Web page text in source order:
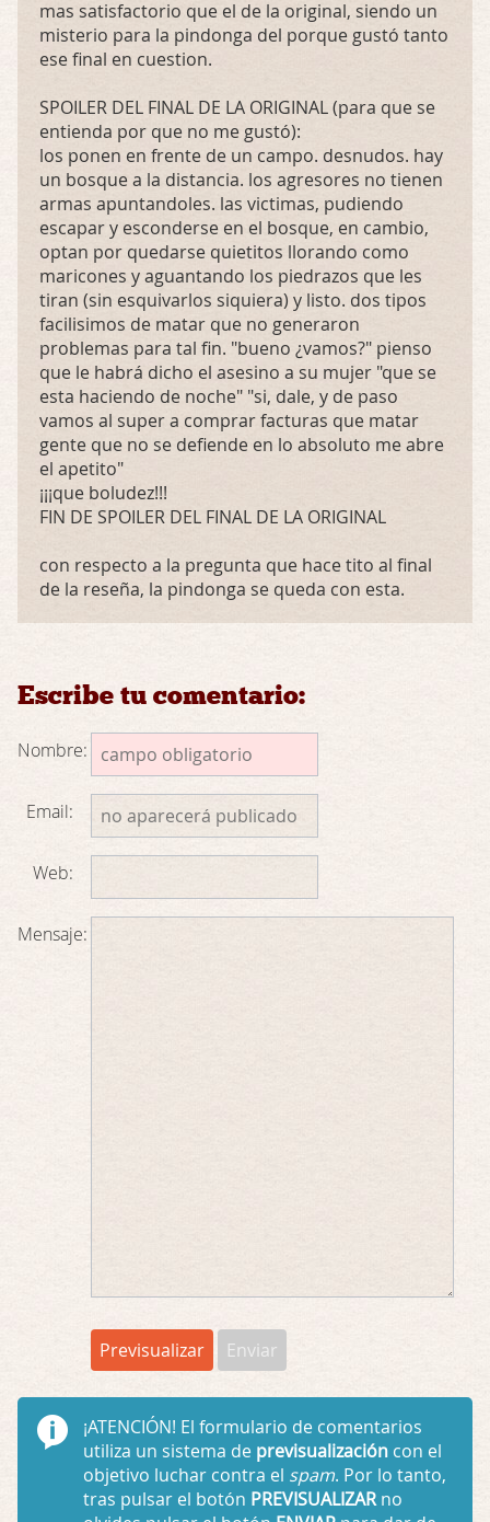
mas satisfactorio que el de la original, siendo un
misterio para la pindonga del porque gustó tanto
ese final en cuestion.
SPOILER DEL FINAL DE LA ORIGINAL (para que se
entienda por que no me gustó):
los ponen en frente de un campo. desnudos. hay
un bosque a la distancia. los agresores no tienen
armas apuntandoles. las victimas, pudiendo
escapar y esconderse en el bosque, en cambio,
optan por quedarse quietitos llorando como
maricones y aguantando los piedrazos que les
tiran (sin esquivarlos siquiera) y listo. dos tipos
facilisimos de matar que no generaron
problemas para tal fin. "bueno ¿vamos?" pienso
que le habrá dicho el asesino a su mujer "que se
esta haciendo de noche" "si, dale, y de paso
vamos al super a comprar facturas que matar
gente que no se defiende en lo absoluto me abre
el apetito"
¡¡¡que boludez!!!
FIN DE SPOILER DEL FINAL DE LA ORIGINAL
con respecto a la pregunta que hace tito al final
de la reseña, la pindonga se queda con esta.
Escribe tu comentario:
Nombre:
Email:
Web:
Mensaje:
¡ATENCIÓN! El formulario de comentarios
utiliza un sistema de previsualizacióncon el
objetivo luchar contra el spam. Por lo tanto,
tras pulsar el botón PREVISUALIZARno